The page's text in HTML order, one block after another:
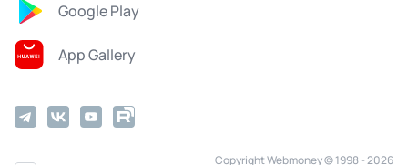
Google Play
App Gallery
Copyright Webmoney © 1998 - 2026